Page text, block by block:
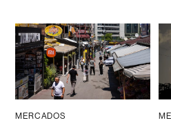
MERCADOS